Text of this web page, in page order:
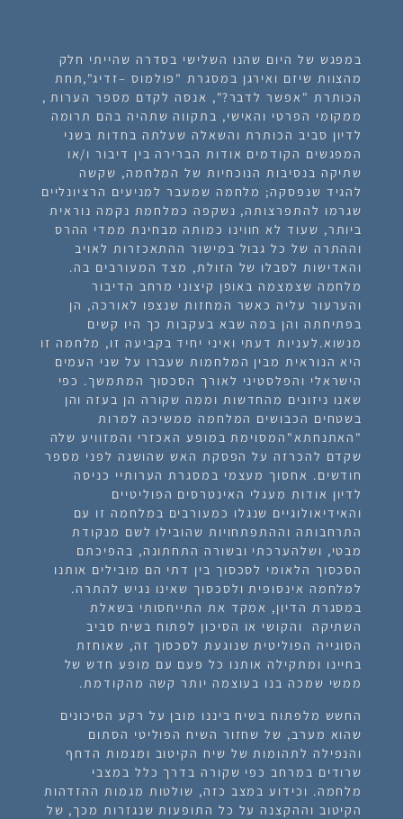
במפגש של היום שהנו השלישי בסדרה שהייתי חלק
מהצוות שיזם ואירגן במסגרת "פולמוס –זדיג",תחת
הכותרת "אפשר לדבר?", אנסה לקדם מספר הערות ,
ממקומי הפרטי והאישי, בתקווה שתהיה בהם תרומה
לדיון סביב הכותרת והשאלה שעלתה בחדות בשני
המפגשים הקודמים אודות הברירה בין דיבור ו/או
שתיקה בנסיבות הנוכחיות של המלחמה, שקשה
להגיד שנפסקה; מלחמה שמעבר למניעים הרציונליים
שגרמו להתפרצותה, נשקפה כמלחמת נקמה נוראית
ביותר, שעוד לא חווינו כמותה מבחינת ממדי ההרס
וההתרה של כל גבול במישור ההתאכזרות לאויב
והאדישות לסבלו של הזולת, מצד המעורבים בה.
מלחמה שצמצמה באופן קיצוני מרחב הדיבור
והערעור עליה כאשר המחזות שנצפו לאורכה, הן
בפתיחתה והן במה שבא בעקבות כך היו קשים
מנשוא.לעניות דעתי ואיני יחיד בקביעה זו, מלחמה זו
היא הנוראית מבין המלחמות שעברו על שני העמים
הישראלי והפלסטיני לאורך הסכסוך המתמשך. כפי
שאנו ניזונים מהחדשות וממה שקורה הן בעזה והן
בשטחים הכבושים המלחמה ממשיכה למרות
"האתנחתא"המסוימת במופע האכזרי והמזוויע שלה
שקדם להכרזה על הפסקת האש שהושגה לפני מספר
חודשים. אחסוך מעצמי במסגרת הערותיי כניסה
לדיון אודות מעגלי האינטרסים הפוליטיים
והאידיאולוגיים שנגלו כמעורבים במלחמה זו עם
התרחבותה וההתפתחויות שהובילו לשם מנקודת
מבטי, ושלהערכתי ובשורה התחתונה, בהפיכתם
הסכסוך הלאומי לסכסוך בין דתי הם מובילים אותנו
למלחמה אינסופית ולסכסוך שאינו נגיש להתרה.
במסגרת הדיון, אמקד את התייחסותי בשאלת
השתיקה והקושי או הסיכון לפתוח בשיח סביב
הסוגייה הפוליטית שנוגעת לסכסוך זה, שאוחזת
בחיינו ומתקילה אותנו כל פעם עם מופע חדש של
ממשי שמכה בנו בעוצמה יותר קשה מהקודמת.
החשש מלפתוח בשיח ביננו מובן על רקע הסיכונים
שהוא מערב, של שחזור השיח הפוליטי הסתום
והנפילה לתהומות של שיח הקיטוב ומגמות הדחף
שרודים במרחב כפי שקורה בדרך כלל במצבי
מלחמה. וכידוע במצב כזה, שולטות מגמות ההזדהות
הקיטוב וההקצנה על כל התופעות שנגזרות מכך, של